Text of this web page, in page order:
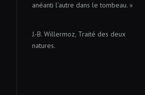
anéanti l’autre dans le tombeau. »
J.-B. Willermoz, Traité des deux
natures.